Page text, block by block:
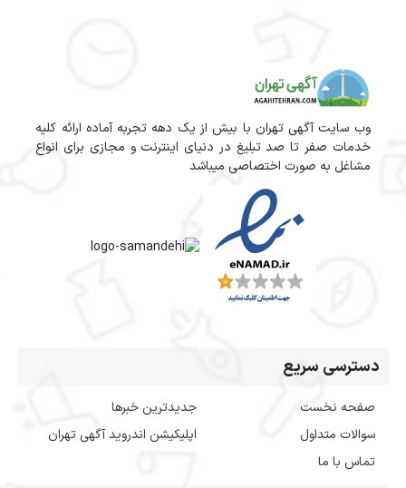
وب سایت آگهی تهران با بیش از یک دهه تجربه آماده ارائه کلیه
خدمات صفر تا صد تبلیغ در دنیای اینترنت و مجازی برای انواع
مشاغل به صورت اختصاصی میباشد
دسترسی سریع
صفحه نخست
سوالات متداول
تماس با ما
جدیدترین خبرها
اپلیکیشن اندروید آگهی تهران